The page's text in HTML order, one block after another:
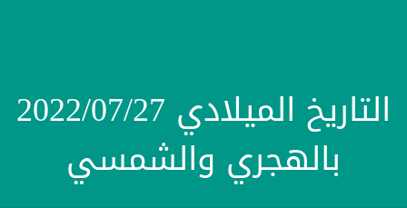
التاريخ الميلادي 2022/07/27
بالهجري والشمسي